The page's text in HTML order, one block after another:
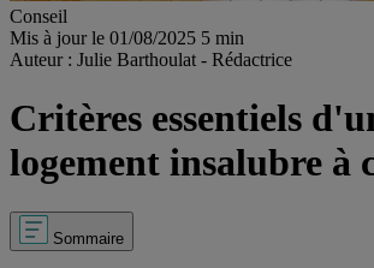
Conseil
Mis à jour le 01/08/2025 5 min
Auteur : Julie Barthoulat - Rédactrice
Critères essentiels
logement insalubre à
Sommaire